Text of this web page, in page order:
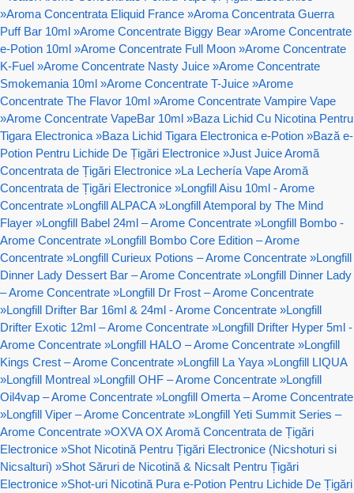
»Aroma Concentrata Eliquid France »Aroma Concentrata Guerra
Puff Bar 10ml »Arome Concentrate Biggy Bear »Arome Concentrate
e-Potion 10ml »Arome Concentrate Full Moon »Arome Concentrate
K-Fuel »Arome Concentrate Nasty Juice »Arome Concentrate
Smokemania 10ml »Arome Concentrate T-Juice »Arome
Concentrate The Flavor 10ml »Arome Concentrate Vampire Vape
»Arome Concentrate VapeBar 10ml »Baza Lichid Cu Nicotina Pentru
Tigara Electronica »Baza Lichid Tigara Electronica e-Potion »Bază e-
Potion Pentru Lichide De Țigări Electronice »Just Juice Aromă
Concentrata de Țigări Electronice »La Lechería Vape Aromă
Concentrata de Țigări Electronice »Longfill Aisu 10ml - Arome
Concentrate »Longfill ALPACA »Longfill Atemporal by The Mind
Flayer »Longfill Babel 24ml – Arome Concentrate »Longfill Bombo -
Arome Concentrate »Longfill Bombo Core Edition – Arome
Concentrate »Longfill Curieux Potions – Arome Concentrate »Longfill
Dinner Lady Dessert Bar – Arome Concentrate »Longfill Dinner Lady
– Arome Concentrate »Longfill Dr Frost – Arome Concentrate
»Longfill Drifter Bar 16ml & 24ml - Arome Concentrate »Longfill
Drifter Exotic 12ml – Arome Concentrate »Longfill Drifter Hyper 5ml -
Arome Concentrate »Longfill HALO – Arome Concentrate »Longfill
Kings Crest – Arome Concentrate »Longfill La Yaya »Longfill LIQUA
»Longfill Montreal »Longfill OHF – Arome Concentrate »Longfill
Oil4vap – Arome Concentrate »Longfill Omerta – Arome Concentrate
»Longfill Viper – Arome Concentrate »Longfill Yeti Summit Series –
Arome Concentrate »OXVA OX Aromă Concentrata de Țigări
Electronice »Shot Nicotină Pentru Țigări Electronice (Nicshoturi si
Nicsalturi) »Shot Săruri de Nicotină & Nicsalt Pentru Țigări
Electronice »Shot-uri Nicotină Pura e-Potion Pentru Lichide De Țigări